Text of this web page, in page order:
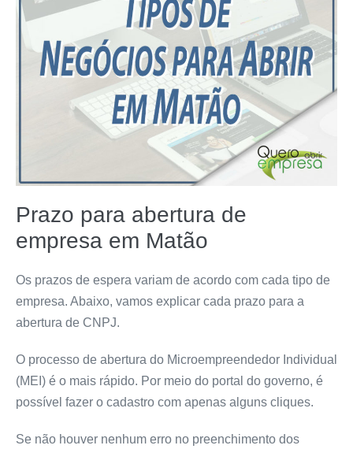
Prazo para abertura de
empresa em Matão
Os prazos de espera variam de acordo com cada tipo de
empresa. Abaixo, vamos explicar cada prazo para a
abertura de CNPJ.
O processo de abertura do Microempreendedor Individual
(MEI) é o mais rápido. Por meio do portal do governo, é
possível fazer o cadastro com apenas alguns cliques.
Se não houver nenhum erro no preenchimento dos